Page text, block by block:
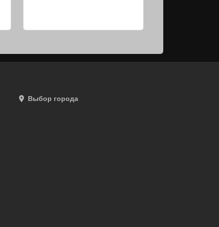
Выбор города